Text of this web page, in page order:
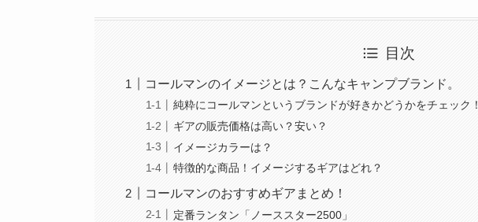
目次
コールマンのイメージとは？こんなキャンプブランド。
純粋にコールマンというブランドが好きかどうかをチェック！
ギアの販売価格は高い？安い？
イメージカラーは？
特徴的な商品！イメージするギアはどれ？
コールマンのおすすめギアまとめ！
定番ランタン「ノーススター2500」